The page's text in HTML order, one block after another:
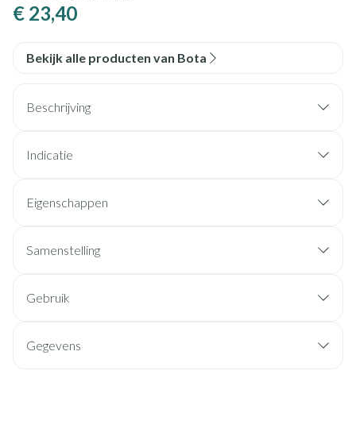
€ 23,40
Bekijk alle producten van Bota
Beschrijving
Indicatie
Eigenschappen
Samenstelling
Gebruik
Gegevens